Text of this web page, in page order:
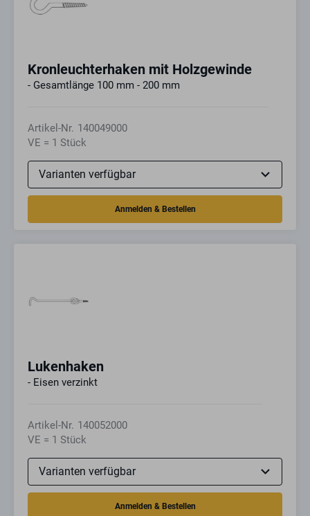
Kronleuchterhaken mit Holzgewinde
- Gesamtlänge 100 mm - 200 mm
Artikel-Nr. 140049000
VE = 1 Stück
Lukenhaken
- Eisen verzinkt
Artikel-Nr. 140052000
VE = 1 Stück